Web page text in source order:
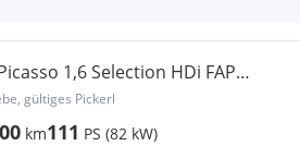
1,6 Selection HDi FAP
(bis18.08.2026 zu haben für €
gültiges Pickerl
km111 PS (82 kW)